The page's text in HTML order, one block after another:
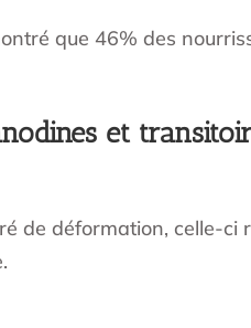
que 46% des
et
de déformation,